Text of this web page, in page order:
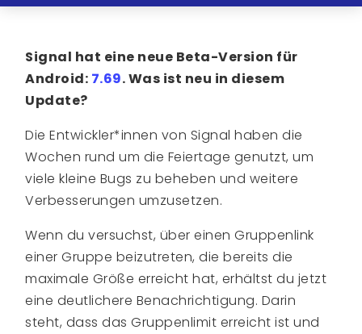
Signal hat eine neue Beta-Version für
Android: 7.69.Was ist neu in diesem
Update?
Die Entwickler*innen von Signal haben die
Wochen rund um die Feiertage genutzt, um
viele kleine Bugs zu beheben und weitere
Verbesserungen umzusetzen.
Wenn du versuchst, über einen Gruppenlink
einer Gruppe beizutreten, die bereits die
maximale Größe erreicht hat, erhältst du jetzt
eine deutlichere Benachrichtigung. Darin
steht, dass das Gruppenlimit erreicht ist und